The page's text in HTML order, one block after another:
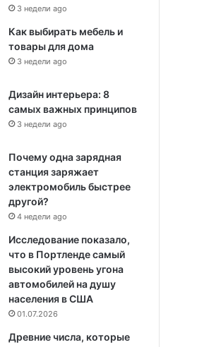
3 недели ago
Как выбирать мебель и
товары для дома
3 недели ago
Дизайн интерьера: 8
самых важных принципов
3 недели ago
Почему одна зарядная
станция заряжает
электромобиль быстрее
другой?
4 недели ago
Исследование показало,
что в Портленде самый
высокий уровень угона
автомобилей на душу
населения в США
01.07.2026
Древние числа, которые